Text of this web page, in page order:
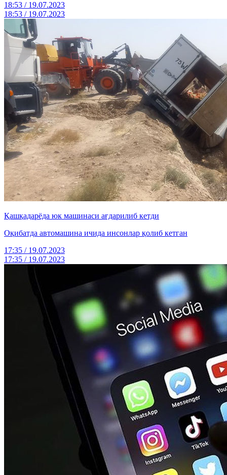
18:53 / 19.07.2023
18:53 / 19.07.2023
Қашқадарёда юк машинаси ағдарилиб кетди
Оқибатда автомашина ичида инсонлар қолиб кетган
17:35 / 19.07.2023
17:35 / 19.07.2023